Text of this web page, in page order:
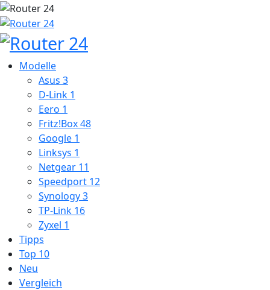
Modelle
Asus 3
D-Link 1
Eero 1
Fritz!Box48
Google 1
Linksys 1
Netgear 11
Speedport 12
Synology3
TP-Link 16
Zyxel 1
Tipps
Top 10
Neu
Vergleich